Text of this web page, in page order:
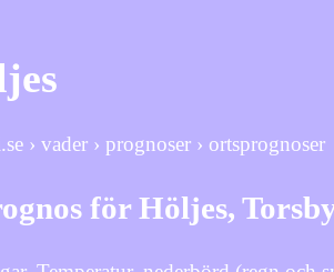
› vader › prognoser › ortsprognoser
för Höljes,